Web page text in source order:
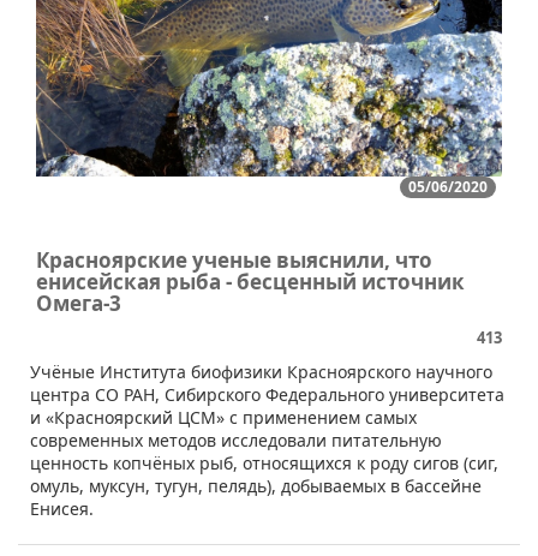
05/06/2020
Красноярские ученые выяснили, что
енисейская рыба - бесценный источник
Омега-3
413
​Учёные Института биофизики Красноярского научного
центра СО РАН, Сибирского Федерального университета
и «Красноярский ЦСМ» с применением самых
современных методов исследовали питательную
ценность копчёных рыб, относящихся к роду сигов (сиг,
омуль, муксун, тугун, пелядь), добываемых в бассейне
Енисея.